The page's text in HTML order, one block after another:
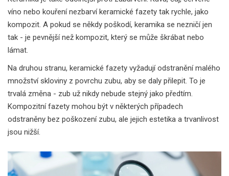
víno nebo kouření nezbarví keramické fazety tak rychle, jako
kompozit. A pokud se někdy poškodí, keramika se nezničí jen
tak - je pevnější než kompozit, který se může škrábat nebo
lámat.
Na druhou stranu, keramické fazety vyžadují odstranění malého
množství skloviny z povrchu zubu, aby se daly přilepit. To je
trvalá změna - zub už nikdy nebude stejný jako předtím.
Kompozitní fazety mohou být v některých případech
odstraněny bez poškození zubu, ale jejich estetika a trvanlivost
jsou nižší.